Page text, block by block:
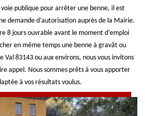
publique pour arrêter une benne, il est
demande d’autorisation auprès de la Mairie.
8 jours ouvrable avant le moment d’emploi
en même temps une benne à gravât ou
Val 83143 ou aux environs, nous vous invitons
appel. Nous sommes prêts à vous apporter
à vos résultats voulus.